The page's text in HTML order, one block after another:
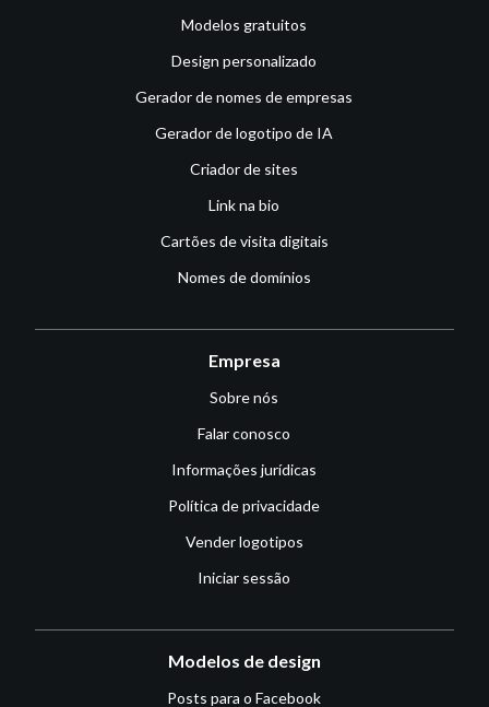
Modelos gratuitos
Design personalizado
Gerador de nomes de empresas
Gerador de logotipo de IA
Criador de sites
Link na bio
Cartões de visita digitais
Nomes de domínios
Empresa
Sobre nós
Falar conosco
Informações jurídicas
Política de privacidade
Vender logotipos
Iniciar sessão
Modelos de design
Posts para o Facebook